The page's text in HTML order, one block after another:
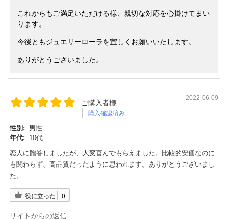
これからもご満足いただける様、親切な対応を心掛けてまい
ります。
今後ともジュエリーローラを宜しくお願いいたします。
ありがとうございました。
ご購入者様
購入確認済み
2022-06-09
性別:
男性
年代:
10代
恋人に贈答しましたが、大変喜んでもらえました。比較的安価なのに
も関わらず、高品質だったように思われます。ありがとうございまし
た。
役に立った 0
サイトからの返信